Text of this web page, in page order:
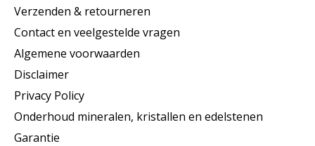
Verzenden & retourneren
Contact en veelgestelde vragen
Algemene voorwaarden
Disclaimer
Privacy Policy
Onderhoud mineralen, kristallen en edelstenen
Garantie